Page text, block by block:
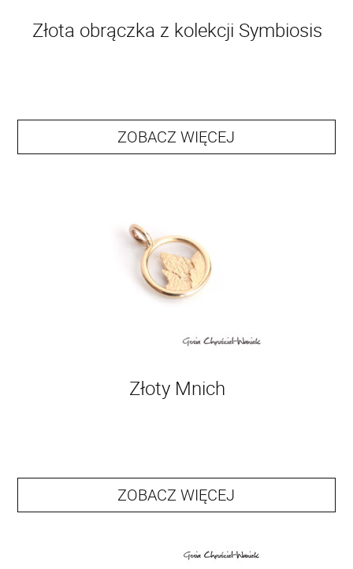
Złota obrączka z kolekcji Symbiosis
ZOBACZ WIĘCEJ
Złoty Mnich
ZOBACZ WIĘCEJ